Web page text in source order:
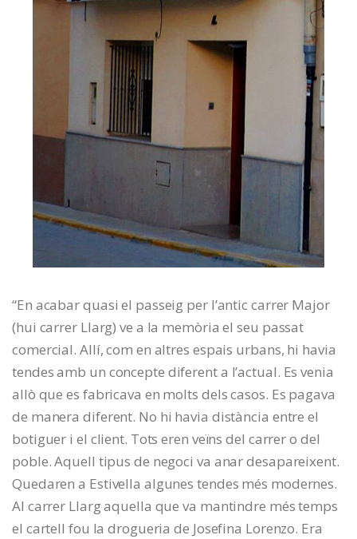
“En acabar quasi el passeig per l’antic carrer Major
(hui carrer Llarg) ve a la memòria el seu passat
comercial. Allí, com en altres espais urbans, hi havia
tendes amb un concepte diferent a l’actual. Es venia
allò que es fabricava en molts dels casos. Es pagava
de manera diferent. No hi havia distància entre el
botiguer i el client. Tots eren veïns del carrer o del
poble. Aquell tipus de negoci va anar desapareixent.
Quedaren a Estivella algunes tendes més modernes.
Al carrer Llarg aquella que va mantindre més temps
el cartell fou la drogueria de Josefina Lorenzo. Era